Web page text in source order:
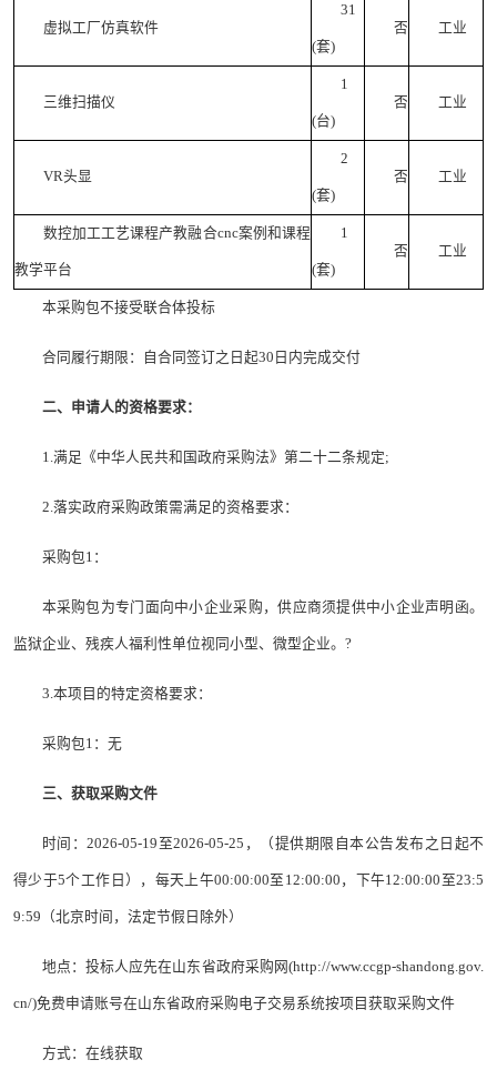
虚拟工厂仿真软件
31
(套)
否 工业
三维扫描仪
1
(台)
否 工业
VR头显
2
(套)
否 工业
数控加工工艺课程产教融合cnc案例和课程
教学平台
1
(套)
否 工业
本采购包不接受联合体投标
合同履行期限：自合同签订之日起30日内完成交付
二、申请人的资格要求：
1.满足《中华人民共和国政府采购法》第二十二条规定;
2.落实政府采购政策需满足的资格要求：
采购包1：
本采购包为专门面向中小企业采购，供应商须提供中小企业声明函。
监狱企业、残疾人福利性单位视同小型、微型企业。?
3.本项目的特定资格要求：
采购包1：无
三、获取采购文件
时间：2026-05-19至2026-05-25，（提供期限自本公告发布之日起不
得少于5个工作日），每天上午00:00:00至12:00:00，下午12:00:00至23:5
9:59（北京时间，法定节假日除外）
地点：投标人应先在山东省政府采购网(http://www.ccgp-shandong.gov.
cn/)免费申请账号在山东省政府采购电子交易系统按项目获取采购文件
方式：在线获取